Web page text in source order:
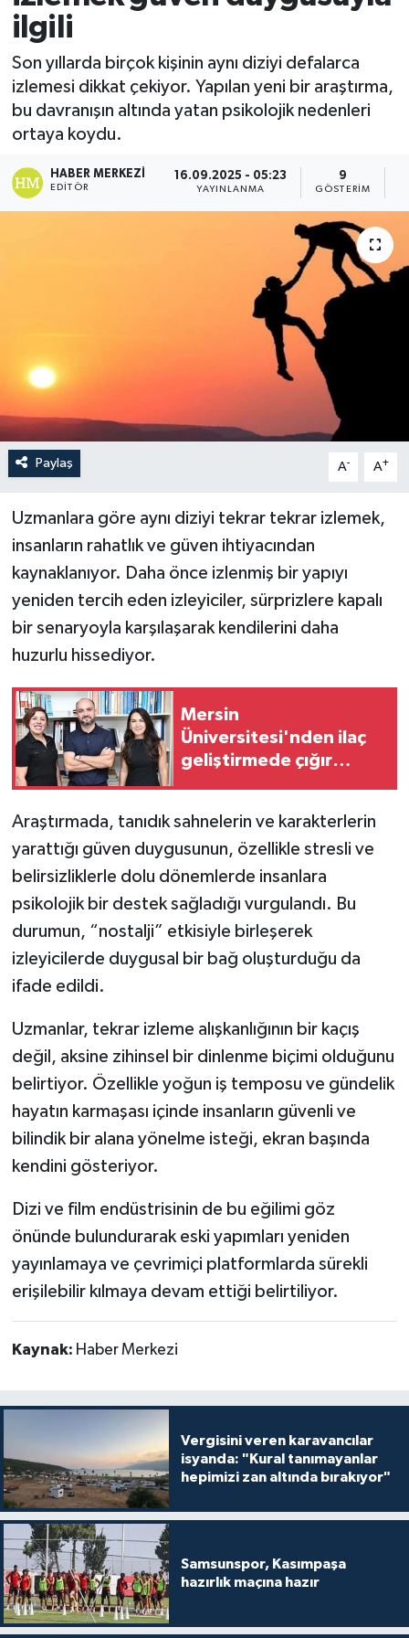
ilgili
Son yıllarda birçok kişinin aynı diziyi defalarca
izlemesi dikkat çekiyor. Yapılan yeni bir araştırma,
bu davranışın altında yatan psikolojik nedenleri
ortaya koydu.
HABER MERKEZI
EDITÖR
16.09.2025 - 05:23
YAYINLANMA
9
GÖSTERIM
Paylaş A- A+
Uzmanlara göre aynı diziyi tekrar tekrar izlemek,
insanların rahatlık ve güven ihtiyacından
kaynaklanıyor. Daha önce izlenmiş bir yapıyı
yeniden tercih eden izleyiciler, sürprizlere kapalı
bir senaryoyla karşılaşarak kendilerini daha
huzurlu hissediyor.
Mersin
Üniversitesi'nden ilaç
geliştirmede çığır
Araştırmada, tanıdık sahnelerin ve karakterlerin
yarattığı güven duygusunun, özellikle stresli ve
belirsizliklerle dolu dönemlerde insanlara
psikolojik bir destek sağladığı vurgulandı. Bu
durumun, “nostalji” etkisiyle birleşerek
izleyicilerde duygusal bir bağ oluşturduğu da
ifade edildi.
Uzmanlar, tekrar izleme alışkanlığının bir kaçış
değil, aksine zihinsel bir dinlenme biçimi olduğunu
belirtiyor. Özellikle yoğun iş temposu ve gündelik
hayatın karmaşası içinde insanların güvenli ve
bilindik bir alana yönelme isteği, ekran başında
kendini gösteriyor.
Dizi ve film endüstrisinin de bu eğilimi göz
önünde bulundurarak eski yapımları yeniden
yayınlamaya ve çevrimiçi platformlarda sürekli
erişilebilir kılmaya devam ettiği belirtiliyor.
Kaynak: Haber Merkezi
Vergisini veren karavancılar
isyanda: "Kural tanımayanlar
hepimizi zan altında bırakıyor"
Samsunspor, Kasımpaşa
hazırlık maçına hazır